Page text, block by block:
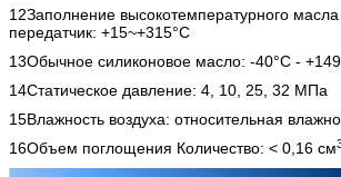
12Заполнение высокотемпературного
передатчик: +15~+315°C
13Обычное силиконовое масло: -40°C -
14Статическое давление: 4, 10, 25, 32 МПа
15Влажность воздуха: относительная
16Объем поглощения Количество: < 0,16 см